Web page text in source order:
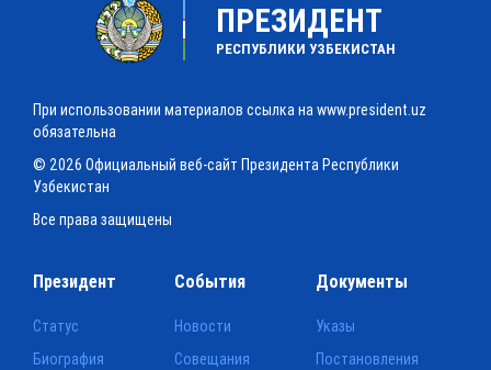
ПРЕЗИДЕНТ
РЕСПУБЛИКИ УЗБЕКИСТАН
При использовании материалов ссылка на www.president.uz
обязательна
© 2026 Официальный веб-сайт Президента Республики
Узбекистан
Все права защищены
Президент
Статус
Биография
События
Новости
Совещания
Документы
Указы
Постановления